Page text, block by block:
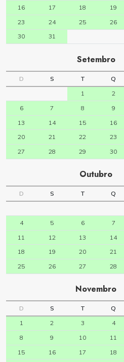
16
17 18 19
23
24 25 26
30
31
Setembro
D S T Q
1
2
6
7 8 9
13
14 15 16
20
21 22 23
27
28 29 30
Outubro
D S T Q
4
5 6 7
11
12 13 14
18
19 20 21
25
26 27 28
Novembro
D S T Q
1
2 3 4
8
9 10 11
15
16 17 18